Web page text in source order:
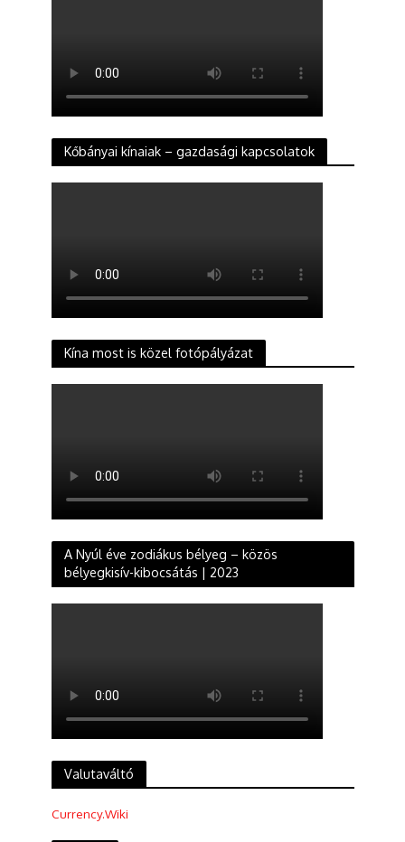
Kőbányai kínaiak – gazdasági kapcsolatok
Kína most is közel fotópályázat
A Nyúl éve zodiákus bélyeg – közös
bélyegkisív-kibocsátás | 2023
Valutaváltó
Currency.Wiki